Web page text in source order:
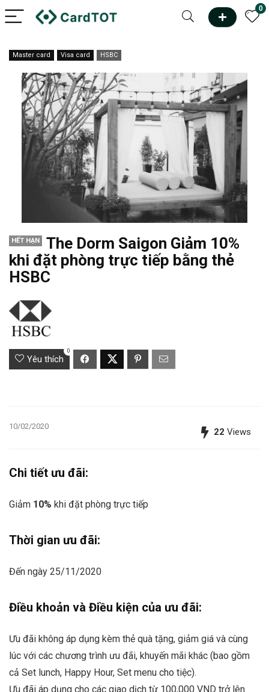
0
Master card Visa card HSBC
HẾT HẠN
The Dorm Saigon Giảm 10%
khi đặt phòng trực tiếp bằng thẻ
HSBC
Yêu thích
0
10/02/2020
22 Views
Chi tiết ưu đãi:
Giảm 10% khi đặt phòng trực tiếp
Thời gian ưu đãi:
Đến ngày 25/11/2020
Điều khoản và Điều kiện của ưu đãi:
Ưu đãi không áp dụng kèm thẻ quà tặng, giảm giá và cùng
lúc với các chương trình ưu đãi, khuyến mãi khác (bao gồm
cả Set lunch, Happy Hour, Set menu cho tiệc).
Ưu đãi áp dụng cho các giao dịch từ 100,000 VND trở lên.